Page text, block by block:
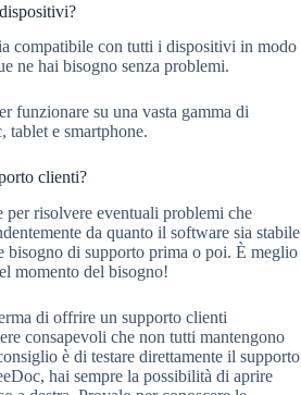
compatibile con tutti i dispositivi in modo
ne hai bisogno senza problemi.
funzionare su una vasta gamma di
e smartphone.
clienti?
risolvere eventuali problemi che
da quanto il software sia stabile
bisogno di supporto prima o poi. È meglio
momento del bisogno!
di offrire un supporto clienti
consapevoli che non tutti mantengono
è di testare direttamente il supporto
hai sempre la possibilità di aprire